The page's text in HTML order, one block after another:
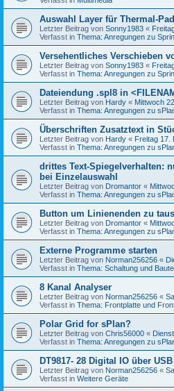
Auswahl Layer für Thermal-
Letzter Beitrag von Sonny1983 «
Verfasst in Thema: Anregungen zu
Versehentliches Verschieben
Letzter Beitrag von Sonny1983 «
Verfasst in Thema: Anregungen zu
Dateiendung .spl8 in
Letzter Beitrag von Hardy « Mittwoch
Verfasst in Thema: Anregungen zu
Überschriften Zusatztext in
Letzter Beitrag von Hardy « Freitag 17.
Verfasst in Thema: Anregungen zu
drittes Text-Spiegelverhalten:
bei Einzelauswahl
Letzter Beitrag von Dromantor «
Verfasst in Thema: Anregungen zu
Button um Linienenden zu
Letzter Beitrag von Dromantor «
Verfasst in Thema: Anregungen zu
Externe Programme starten
Letzter Beitrag von Norman256256 «
Verfasst in Thema: Schaltung und
8 Kanal Analyser
Letzter Beitrag von Norman256256 «
Verfasst in Thema: Frontplatte und
Polar Grid for sPlan?
Letzter Beitrag von Chris56000 «
Verfasst in Thema: Anregungen zu
DT9817- 28 Digital IO über
Letzter Beitrag von Norman256256 «
Verfasst in Weitere Geräte